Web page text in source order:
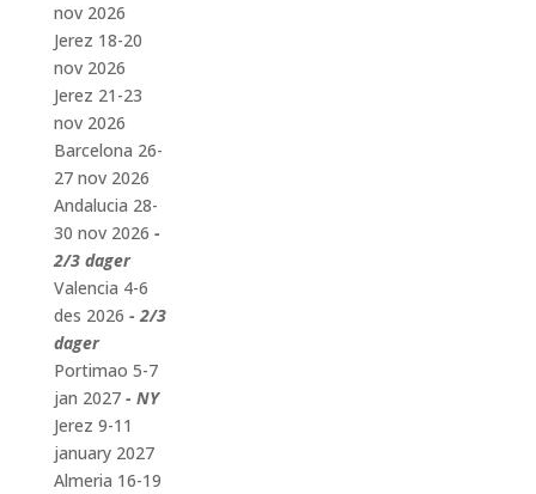
nov 2026
Jerez 18-20
nov 2026
Jerez 21-23
nov 2026
Barcelona 26-
27 nov 2026
Andalucia 28-
30 nov 2026 -
2/3 dager
Valencia 4-6
des 2026 - 2/3
dager
Portimao 5-7
jan 2027 - NY
Jerez 9-11
january 2027
Almeria 16-19